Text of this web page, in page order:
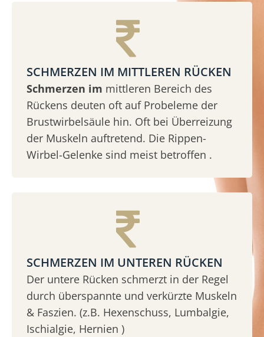
SCHMERZEN IM MITTLEREN RÜCKEN
Schmerzen im mittleren Bereich des
Rückens deuten oft auf Probeleme der
Brustwirbelsäule hin. Oft bei Überreizung
der Muskeln auftretend. Die Rippen-
Wirbel-Gelenke sind meist betroffen .
SCHMERZEN IM UNTEREN RÜCKEN
Der untere Rücken schmerzt in der Regel
durch überspannte und verkürzte Muskeln
& Faszien. (z.B. Hexenschuss, Lumbalgie,
Ischialgie, Hernien )